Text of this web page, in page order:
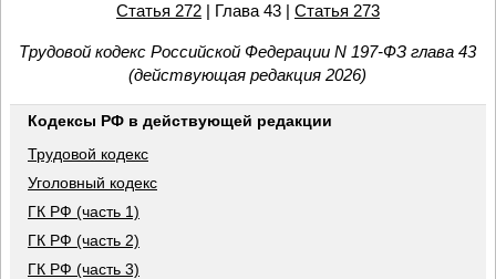
Статья 272| Глава 43 | Статья 273
Трудовой кодекс Российской Федерации N 197-ФЗ глава 43
(действующая редакция 2026)
Кодексы РФ в действующей редакции
Трудовой кодекс
Уголовный кодекс
ГК РФ (часть 1)
ГК РФ (часть 2)
ГК РФ (часть 3)